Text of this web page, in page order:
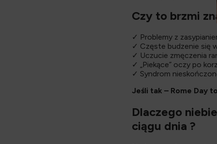
Czy to brzmi
✓ Problemy z
✓ Częste budzenie się
✓ Uczucie zmęczenia
✓ „Piekące” oczy po
✓ Syndrom
Jeśli tak – Rome Day
Dlaczego
ciągu dnia ?